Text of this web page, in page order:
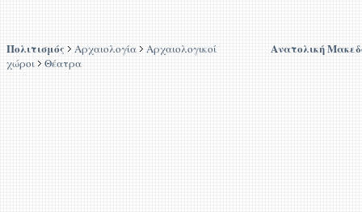
Πολιτισμός Αρχαιολογία
Αρχαιολογικοί
χώροι
Θέατρα
Ανατολική